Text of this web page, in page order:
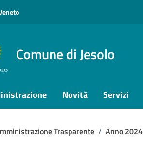
Comune di Jesolo
Novità Servizi
Trasparente / Anno 2024